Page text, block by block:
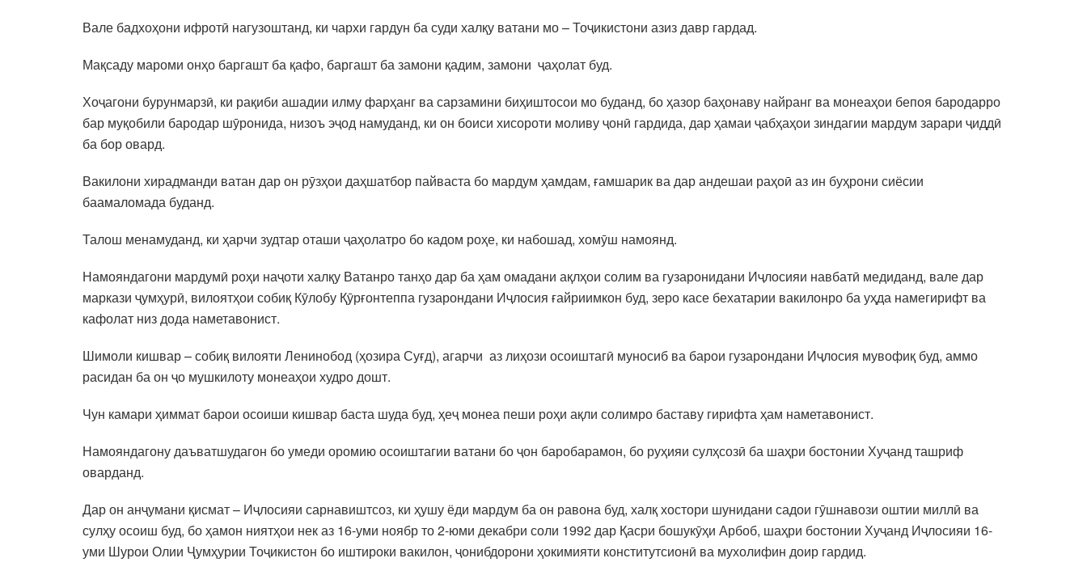
Вале бадхоҳони ифротӣ нагузоштанд, ки чархи гардун ба суди халқу ватани мо – Тоҷикистони азиз давр гардад.
Мақсаду мароми онҳо баргашт ба қафо, баргашт ба замони қадим, замони ҷаҳолат буд.
Хоҷагони бурунмарзӣ, ки рақиби ашадии илму фарҳанг ва сарзамини биҳиштосои мо буданд, бо ҳазор баҳонаву найранг ва монеаҳои бепоя бародарро
бар муқобили бародар шӯронида, низоъ эҷод намуданд, ки он боиси хисороти моливу ҷонӣ гардида, дар ҳамаи ҷабҳаҳои зиндагии мардум зарари ҷиддӣ
ба бор овард.
Вакилони хирадманди ватан дар он рӯзҳои даҳшатбор пайваста бо мардум ҳамдам, ғамшарик ва дар андешаи раҳоӣ аз ин буҳрони сиёсии
баамаломада буданд.
Талош менамуданд, ки ҳарчи зудтар оташи ҷаҳолатро бо кадом роҳе, ки набошад, хомӯш намоянд.
Намояндагони мардумӣ роҳи наҷоти халқу Ватанро танҳо дар ба ҳам омадани ақлҳои солим ва гузаронидани Иҷлосияи навбатӣ медиданд, вале дар
маркази ҷумҳурӣ, вилоятҳои собиқ Кӯлобу Қӯрғонтеппа гузарондани Иҷлосия ғайриимкон буд, зеро касе бехатарии вакилонро ба уҳда намегирифт ва
кафолат низ дода наметавонист.
Шимоли кишвар – собиқ вилояти Ленинобод (ҳозира Суғд), агарчи аз лиҳози осоиштагӣ муносиб ва барои гузарондани Иҷлосия мувофиқ буд, аммо
расидан ба он ҷо мушкилоту монеаҳои худро дошт.
Чун камари ҳиммат барои осоиши кишвар баста шуда буд, ҳеҷ монеа пеши роҳи ақли солимро баставу гирифта ҳам наметавонист.
Намояндагону даъватшудагон бо умеди оромию осоиштагии ватани бо ҷон баробарамон, бо руҳияи сулҳсозӣ ба шаҳри бостонии Хуҷанд ташриф
оварданд.
Дар он анҷумани қисмат – Иҷлосияи сарнавиштсоз, ки ҳушу ёди мардум ба он равона буд, халқ хостори шунидани садои гӯшнавози оштии миллӣ ва
сулҳу осоиш буд, бо ҳамон ниятҳои нек аз 16-уми ноябр то 2-юми декабри соли 1992 дар Қасри бошукӯҳи Арбоб, шаҳри бостонии Хуҷанд Иҷлосияи 16-
уми Шурои Олии Ҷумҳурии Тоҷикистон бо иштироки вакилон, ҷонибдорони ҳокимияти конститутсионӣ ва мухолифин доир гардид.